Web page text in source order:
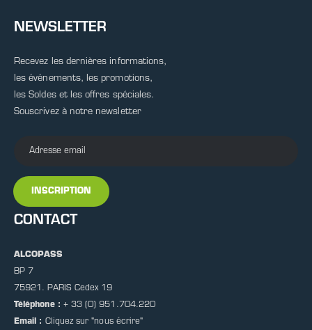
NEWSLETTER
Recevez les dernières informations,
les événements, les promotions,
les Soldes et les offres spéciales.
Souscrivez à notre newsletter
INSCRIPTION
CONTACT
ALCOPASS
BP 7
75921. PARIS Cedex 19
Téléphone : + 33 (0) 951.704.220
Email : Cliquez sur"nous écrire"